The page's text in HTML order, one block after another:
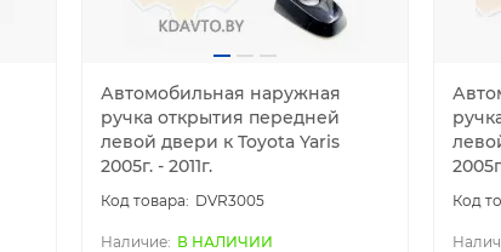
Автомобильная наружная
ручка открытия передней
левой двери к Toyota Yaris
2005г. - 2011г.
DVR3005
В НАЛИЧИИ